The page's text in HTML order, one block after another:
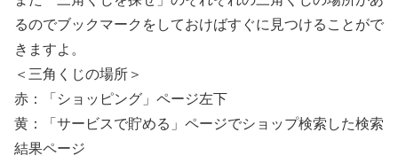
るのでブックマークをしておけばすぐに見つけることがで
きますよ。
＜三角くじの場所＞
赤：「ショッピング」ページ左下
黄：「サービスで貯める」ページでショップ検索した検索
結果ページ